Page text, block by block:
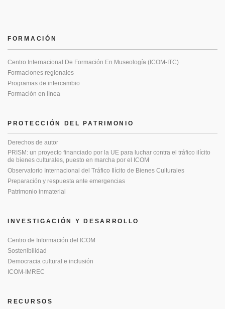
PROTECCIÓN DEL PATRIMONIO
Derechos de autor
PRISM: un proyecto financiado por la UE para luchar contra el tráfico ilícito
de bienes culturales, puesto en marcha por el ICOM
Observatorio Internacional del Tráfico Ilícito de Bienes Culturales
Preparación y respuesta ante emergencias
Patrimonio inmaterial
FORMACIÓN
Centro Internacional De Formación En Museología (ICOM-ITC)
Formaciones regionales
Programas de intercambio
Formación en línea
INVESTIGACIÓN Y DESARROLLO
Centro de Información del ICOM
Sostenibilidad
Democracia cultural e inclusión
ICOM-IMREC
RECURSOS